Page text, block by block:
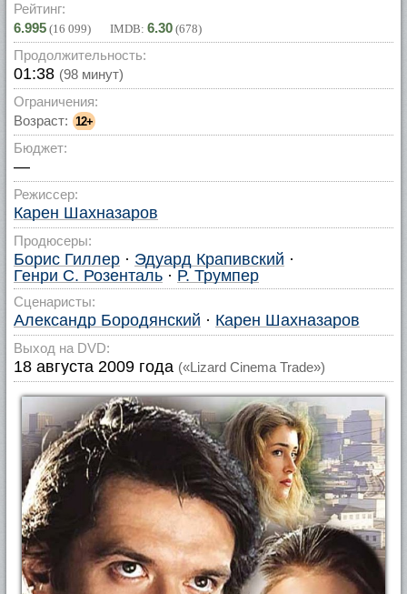
Рейтинг:
6.995 (16 099) IMDB: 6.30 (678)
Продолжительность:
01:38 (98 минут)
Ограничения:
Возраст: 12+
Бюджет:
—
Режиссер:
Карен Шахназаров
Продюсеры:
Борис Гиллер · Эдуард Крапивский ·
Генри С. Розенталь · Р. Трумпер
Сценаристы:
Александр Бородянский · Карен Шахназаров
Выход на DVD:
18 августа 2009 года («Lizard Cinema Trade»)